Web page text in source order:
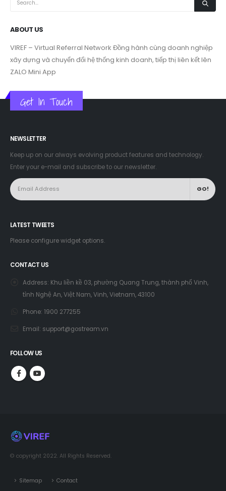
ABOUT US
VIREF – Virtual Referral Network Đồng hành cùng doanh nghiệp
xây dựng và chuyển đổi hệ thống kinh doanh, tiếp thị liên kết lên
ZALO Mini App
Get In Touch
NEWSLETTER
Keep up on our always evolving product features and technology.
Enter your e-mail and subscribe to our newsletter.
LATEST TWEETS
Please configure widget options.
CONTACT US
Address: Khu liền kề 03, phường Quang Trung, thành phố Vinh,
tỉnh Nghệ An, Việt Nam, Vinh, Vietnam, 43100
Phone: 1900 277255
Email: support@gostream.vn
FOLLOW US
© copyright 2022. All Rights Reserved.
Sitemap Contact